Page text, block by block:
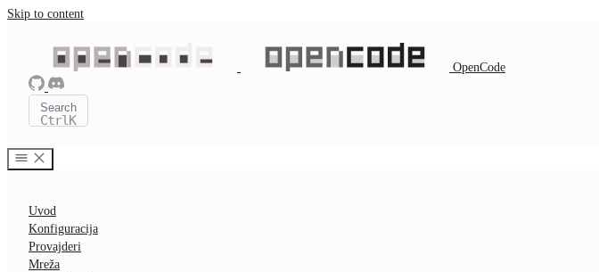
Skip to content
OpenCode
Search
CtrlK
Uvod
Konfiguracija
Provajderi
Mreža